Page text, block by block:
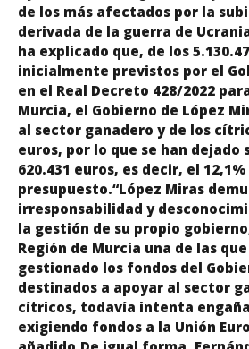
de los más afectados por la
derivada de la guerra de
ha explicado que, de los
inicialmente previstos por el
en el Real Decreto 428/2022
Murcia, el Gobierno de López
al sector ganadero y de los
euros, por lo que se han dejado
620.431 euros, es decir, el
presupuesto.“López Miras
irresponsabilidad y
la gestión de su propio
Región de Murcia una de las
gestionado los fondos del
destinados a apoyar al sector
cítricos, todavía intenta
exigiendo fondos a la Unión